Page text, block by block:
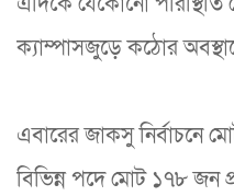
ক্যাম্পাসজুড়ে কঠোর
এবারের জাকসু নির্বাচনে
বিভিন্ন পদে মোট ১৭৮ জন